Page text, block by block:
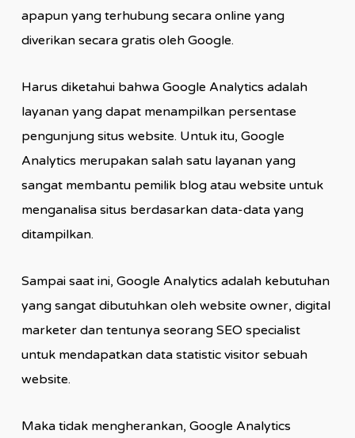
apapun yang terhubung secara online yang
diverikan secara gratis oleh Google.
Harus diketahui bahwa Google Analytics adalah
layanan yang dapat menampilkan persentase
pengunjung situs website. Untuk itu, Google
Analytics merupakan salah satu layanan yang
sangat membantu pemilik blog atau website untuk
menganalisa situs berdasarkan data-data yang
ditampilkan.
Sampai saat ini, Google Analytics adalah kebutuhan
yang sangat dibutuhkan oleh website owner, digital
marketer dan tentunya seorang SEO specialist
untuk mendapatkan data statistic visitor sebuah
website.
Maka tidak mengherankan, Google Analytics